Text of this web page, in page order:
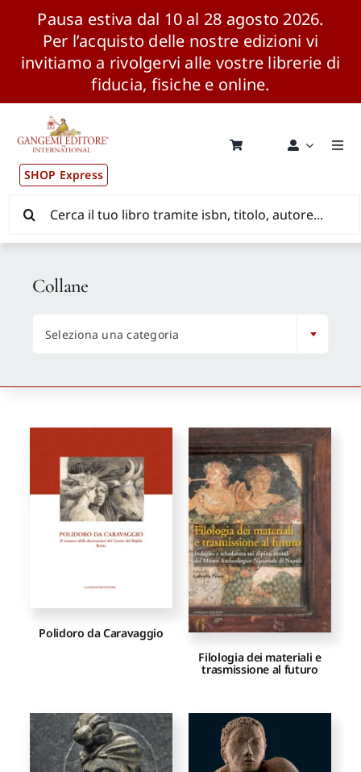
Pausa estiva dal 10 al 28 agosto 2026.
Per l’acquisto delle nostre edizioni vi
invitiamo a rivolgervi alle vostre librerie di
fiducia, fisiche e online.
contenuto
SHOP Express
Pubblicazioni
News ed Eventi
Distribuzione Wolrdwide
CONSIP / MEPA / ANVUR / CINECA
Proposte di pubblicazione
Newsletter
per:
Polidoro da Caravaggio
Filologia dei materiali e
trasmissione al futuro
Collane
Seleziona una categoria